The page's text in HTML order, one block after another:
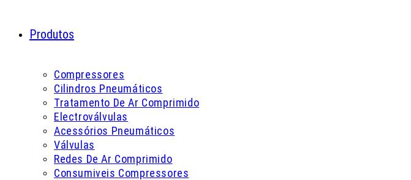
Produtos
Compressores
Cilindros Pneumáticos
Tratamento De Ar Comprimido
Electroválvulas
Acessórios Pneumáticos
Válvulas
Redes De Ar Comprimido
Consumiveis Compressores